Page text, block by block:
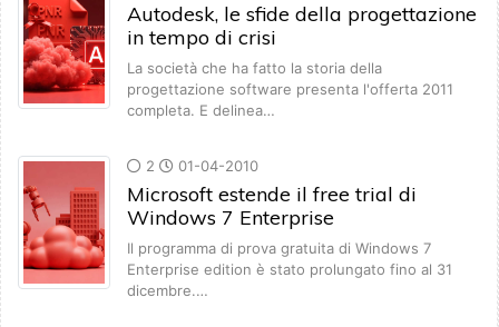
Autodesk, le sfide della progettazione
in tempo di crisi
La società che ha fatto la storia della
progettazione software presenta l'offerta 2011
completa. E delinea…
2 01-04-2010
Microsoft estende il free trial di
Windows 7 Enterprise
Il programma di prova gratuita di Windows 7
Enterprise edition è stato prolungato fino al 31
dicembre.…